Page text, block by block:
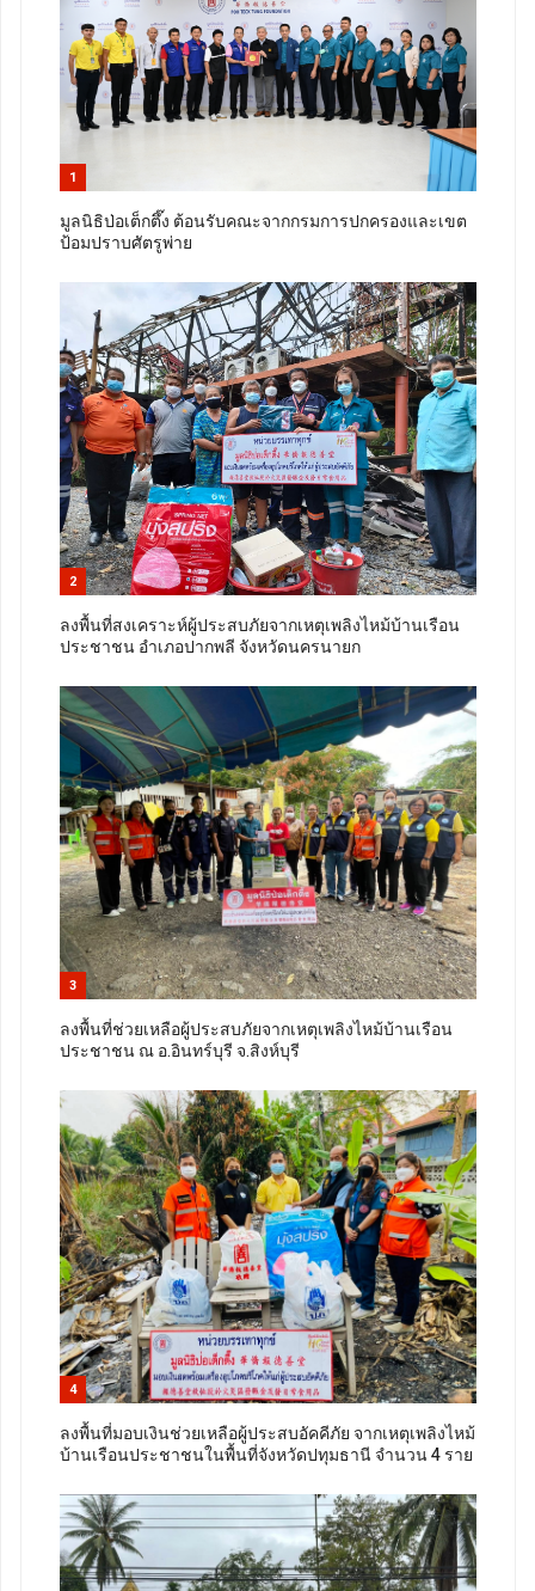
1
มูลนิธิป่อเต็กตึ๊ง ต้อนรับคณะจากกรมการปกครองและเขต
ป้อมปราบศัตรูพ่าย
2
ลงพื้นที่สงเคราะห์ผู้ประสบภัยจากเหตุเพลิงไหม้บ้านเรือน
ประชาชน อำเภอปากพลี จังหวัดนครนายก
3
ลงพื้นที่ช่วยเหลือผู้ประสบภัยจากเหตุเพลิงไหม้บ้านเรือน
ประชาชน ณ อ.อินทร์บุรี จ.สิงห์บุรี
4
ลงพื้นที่มอบเงินช่วยเหลือผู้ประสบอัคคีภัย จากเหตุเพลิงไหม้
บ้านเรือนประชาชนในพื้นที่จังหวัดปทุมธานี จำนวน 4 ราย